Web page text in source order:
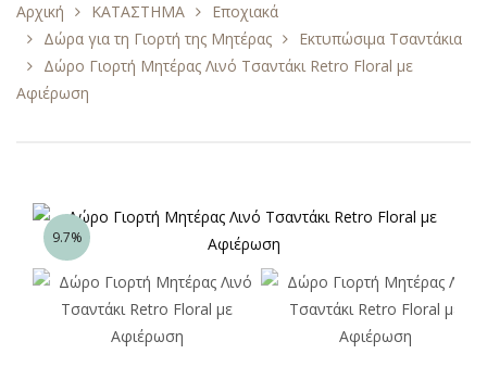
Αρχική ΚΑΤΑΣΤΗΜΑ
Εποχιακά
Δώρα για τη Γιορτή της Μητέρας
Εκτυπώσιμα Τσαντάκια
Δώρο Γιορτή Μητέρας Λινό Τσαντάκι Retro Floral με
Αφιέρωση
9.7%